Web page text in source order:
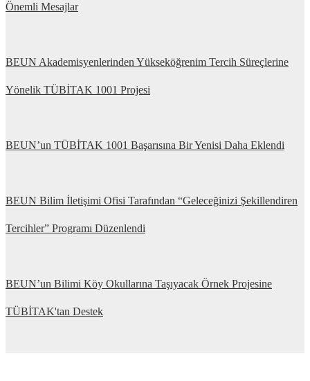
Önemli Mesajlar
BEUN Akademisyenlerinden Yükseköğrenim Tercih Süreçlerine
Yönelik TÜBİTAK 1001 Projesi
BEUN’un TÜBİTAK 1001 Başarısına Bir Yenisi Daha Eklendi
BEUN Bilim İletişimi Ofisi Tarafından “Geleceğinizi Şekillendiren
Tercihler” Programı Düzenlendi
BEUN’un Bilimi Köy Okullarına Taşıyacak Örnek Projesine
TÜBİTAK'tan Destek